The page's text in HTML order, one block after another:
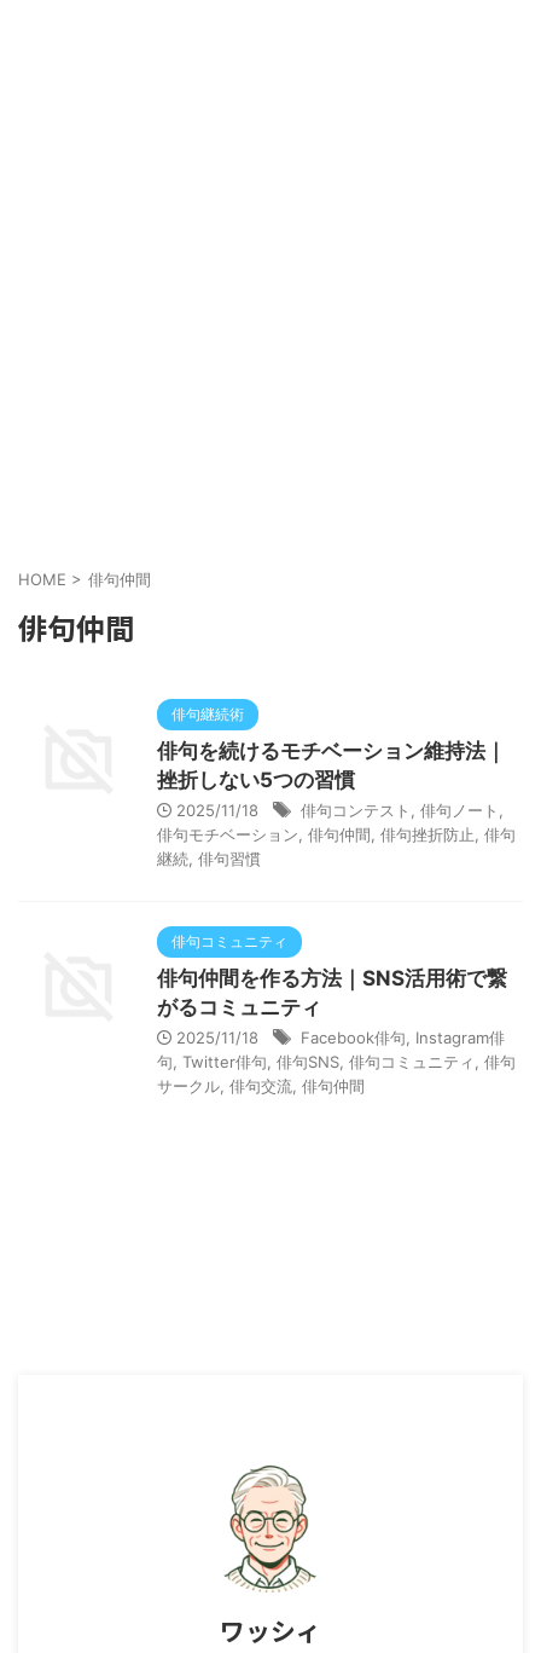
HOME > 俳句仲間
俳句仲間
俳句継続術
俳句を続けるモチベーション維持法｜
挫折しない5つの習慣
2025/11/18 俳句コンテスト 俳句ノート
俳句モチベーション 俳句仲間 俳句挫折防止 俳句
継続 俳句習慣
俳句コミュニティ
俳句仲間を作る方法｜SNS活用術で繋
がるコミュニティ
2025/11/18 Facebook俳句
Instagram俳
句 Twitter俳句 俳句SNS 俳句コミュニティ
俳句
サークル 俳句交流 俳句仲間
ワッシィ